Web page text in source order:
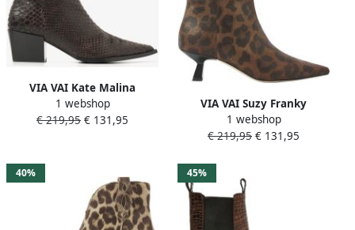
VIA VAI Kate Malina
Enkellaarsjes Dames Leer
Bruin
1 webshop
€ 219,95 € 131,95
VIA VAI Suzy Franky
Enkellaarsjes Dames Suède
Bruin
1 webshop
€ 219,95 € 131,95
40% 45%